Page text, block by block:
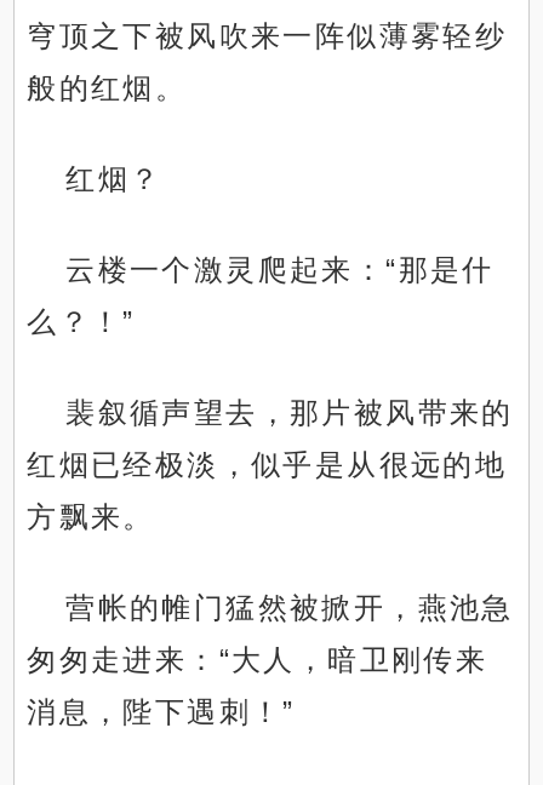
穹顶之下被风吹来一阵似薄雾轻纱
般的红烟。
红烟？
云楼一个激灵爬起来：“那是什
么？！”
裴叙循声望去，那片被风带来的
红烟已经极淡，似乎是从很远的地
方飘来。
营帐的帷门猛然被掀开，燕池急
匆匆走进来：“大人，暗卫刚传来
消息，陛下遇刺！”